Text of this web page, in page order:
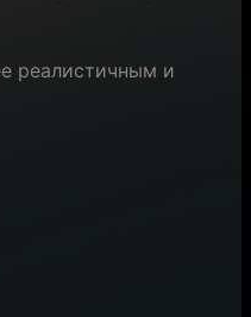
реалистичным и